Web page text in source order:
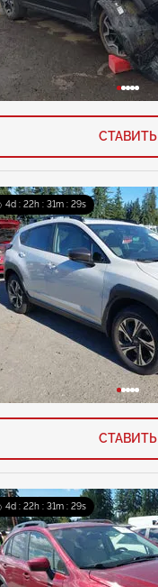
СТАВИТЬ
4d : 22h : 31m : 27s
СТАВИТЬ
4d : 22h : 31m : 27s